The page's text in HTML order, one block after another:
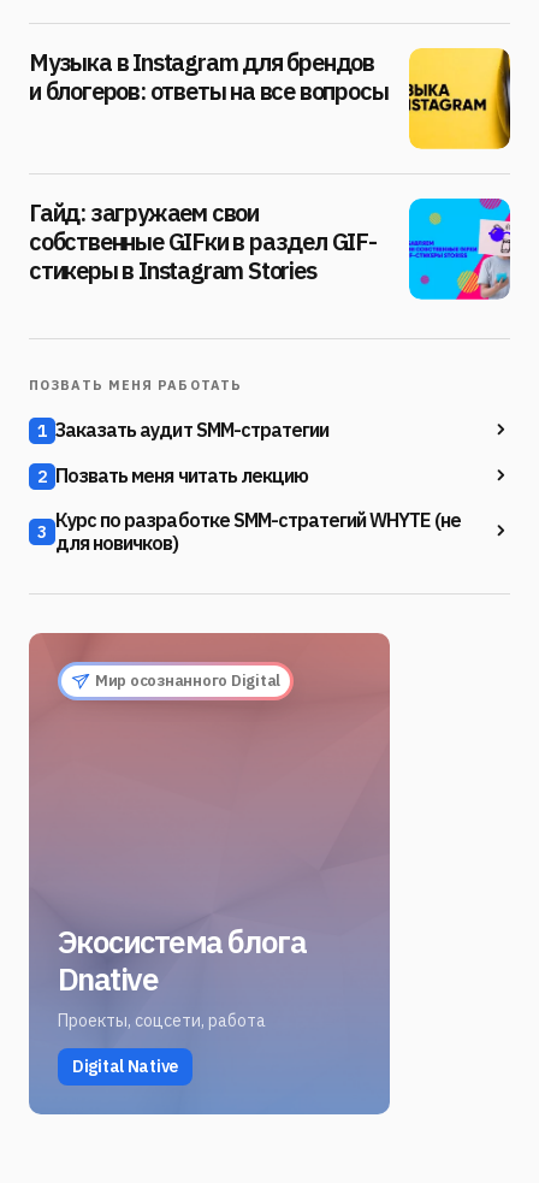
Музыка в Instagram для брендов
и блогеров: ответы на все вопросы
Гайд: загружаем свои
собственные GIFки в раздел GIF-
стикеры в Instagram Stories
ПОЗВАТЬ МЕНЯ РАБОТАТЬ
1 Заказать аудит SMM-стратегии
2 Позвать меня читать лекцию
3 Курс по разработке SMM-стратегий WHYTE (не
для новичков)
Мир осознанного Digital
Экосистема блога
Dnative
Проекты, соцсети, работа
Digital Native